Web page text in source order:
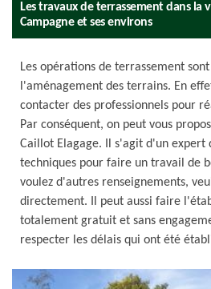
Les travaux de terrassement dans la
Campagne et ses environs
Les opérations de terrassement
l'aménagement des terrains. En
contacter des professionnels pour
Par conséquent, on peut vous
Caillot Elagage. Il s'agit d'un expert
techniques pour faire un travail de
voulez d'autres renseignements,
directement. Il peut aussi faire
totalement gratuit et sans
respecter les délais qui ont été